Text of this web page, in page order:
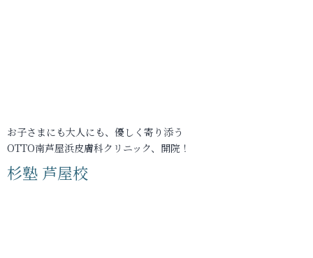
お子さまにも大人にも、優しく寄り添う
OTTO南芦屋浜皮膚科クリニック、開院！
杉塾 芦屋校